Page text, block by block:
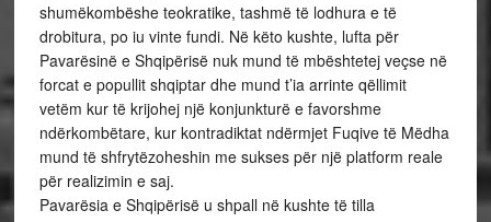
shumëkombëshe teokratike, tashmë të lodhura e të
drobitura, po iu vinte fundi. Në këto kushte, lufta për
Pavarësinë e Shqipërisë nuk mund të mbështetej veçse në
forcat e popullit shqiptar dhe mund t’ia arrinte qëllimit
vetëm kur të krijohej një konjunkturë e favorshme
ndërkombëtare, kur kontradiktat ndërmjet Fuqive të Mëdha
mund të shfrytëzoheshin me sukses për një platform reale
për realizimin e saj.
Pavarësia e Shqipërisë u shpall në kushte të tilla